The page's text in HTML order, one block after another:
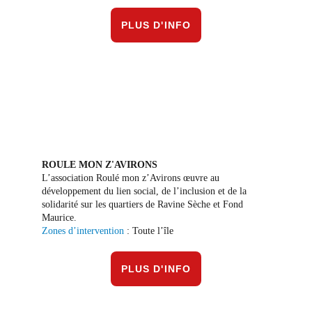
ROULE MON Z'AVIRONS
L’association Roulé mon z’Avirons œuvre au
développement du lien social, de l’inclusion et de la
solidarité sur les quartiers de Ravine Sèche et Fond
Maurice.
Zones d’intervention : Toute l’île
PLUS D'INFO
PLUS D'INFO